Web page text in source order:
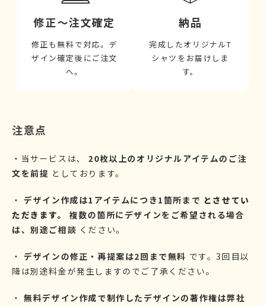
修正～注文確定
修正も無料で対応。デ
ザイン確定後にご注文
へ。
納品
完成したオリジナルT
シャツをお届けしま
す。
注意点
・当サービスは、 20枚以上のオリジナルアイテムのご注
文を前提 としております。
・デザイン作成は1アイテムにつき1箇所まで とさせてい
ただきます。複数の箇所にデザインをご希望される場合
は、別途ご相談 ください。
・デザインの修正・再提案は2回まで無料 です。3回目以
降は別途料金が発生しますのでご了承ください。
・無料デザイン作成で制作したデザインの著作権は弊社